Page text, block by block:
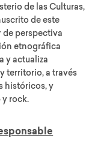
de las Culturas,
de este
perspectiva
etnográfica
y actualiza
territorio, a través
históricos, y
y rock.